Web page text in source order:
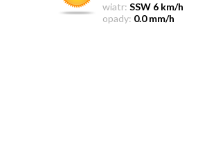
wiatr: SSW 6 km/h
opady: 0.0 mm/h